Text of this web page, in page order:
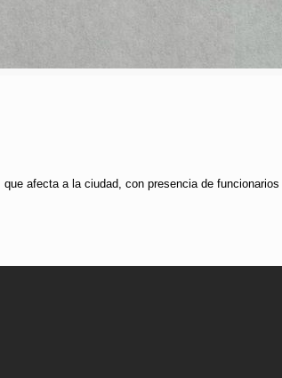
afecta a la ciudad, con presencia de